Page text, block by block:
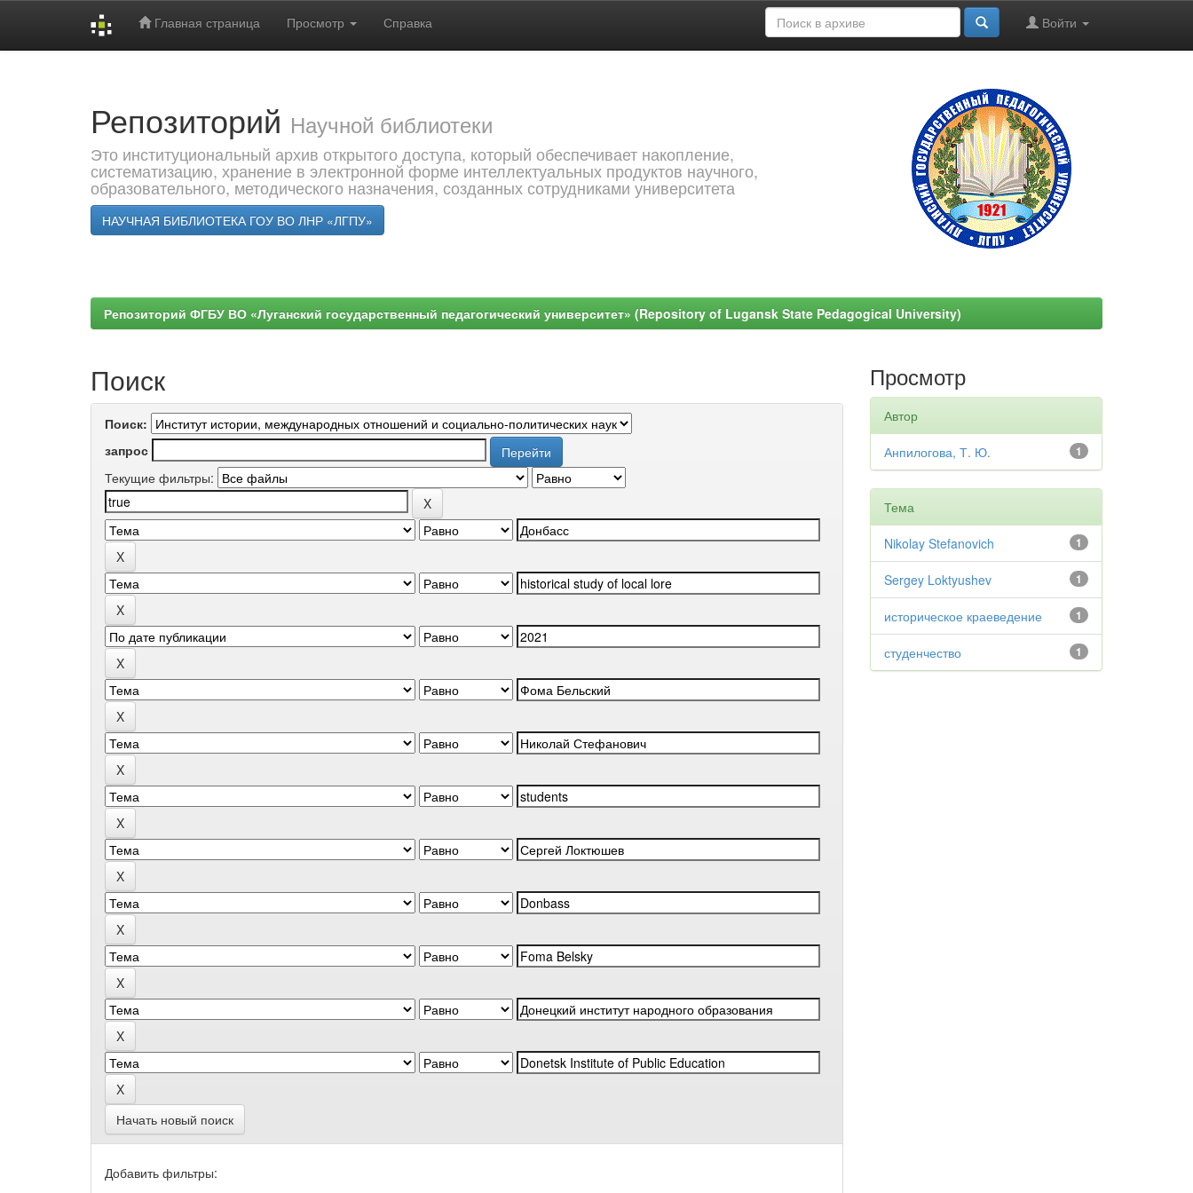
Главная страница Просмотр Справка Войти
Репозиторий Научной библиотеки
Это институциональный архив открытого доступа, который обеспечивает накопление,
систематизацию, хранение в электронной форме интеллектуальных продуктов научного,
образовательного, методического назначения, созданных сотрудниками университета
НАУЧНАЯ БИБЛИОТЕКА ГОУ ВО ЛНР «ЛГПУ»
Репозиторий ФГБУ ВО «Луганский государственный педагогический университет» (Repository of Lugansk State Pedagogical University)
Поиск
Поиск:
запрос
Текущие фильтры:
Начать новый поиск
Добавить фильтры:
Просмотр
Автор
1
Анпилогова, Т. Ю.
Тема
1
Nikolay Stefanovich
1
Sergey Loktyushev
1
историческое краеведение
1
студенчество